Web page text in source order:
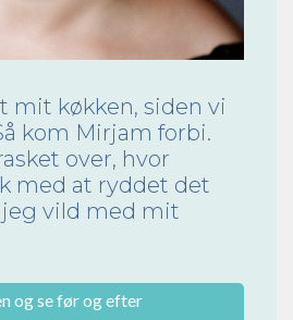
mit køkken, siden vi
kom Mirjam forbi.
over, hvor
med at ryddet det
jeg vild med mit
og se før og efter